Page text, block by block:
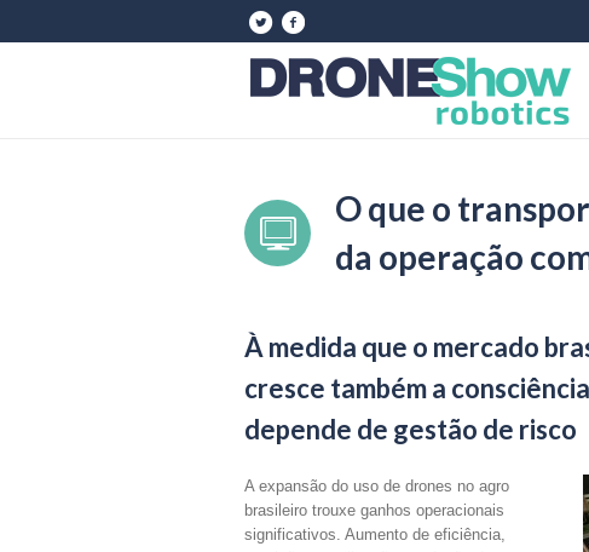
O que o
da operação
À medida que o mercado
cresce também a
depende de gestão de risco
A expansão do uso de drones no agro
brasileiro trouxe ganhos operacionais
significativos. Aumento de eficiência,